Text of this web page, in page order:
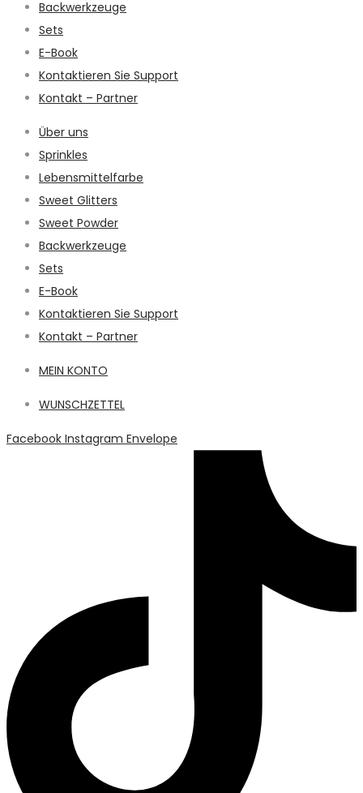
Backwerkzeuge
Sets
E-Book
Kontaktieren Sie Support
Kontakt – Partner
Über uns
Sprinkles
Lebensmittelfarbe
Sweet Glitters
Sweet Powder
Backwerkzeuge
Sets
E-Book
Kontaktieren Sie Support
Kontakt – Partner
MEIN KONTO
WUNSCHZETTEL
Facebook Instagram Envelope